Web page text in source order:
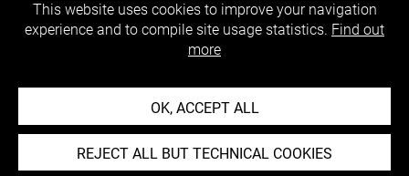
This website uses cookies to improve your navigation
experience and to compile site usage statistics. Find out
more
OK, ACCEPT ALL
REJECT ALL BUT TECHNICAL COOKIES